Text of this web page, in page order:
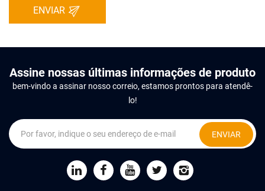
ENVIAR
Assine nossas últimas informações de produto
bem-vindo a assinar nosso correio, estamos prontos para atendê-
lo!
ENVIAR